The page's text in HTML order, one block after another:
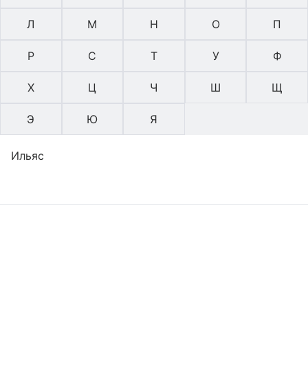
Л М Н О П
Р С Т У Ф
Х Ц Ч Ш Щ
Э Ю Я
Ильяс